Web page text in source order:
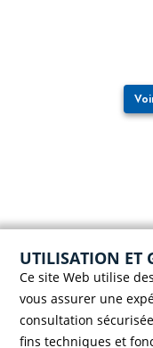
Case
UTILISATION ET
Ce site Web utilise
vous assurer une
consultation
fins techniques et